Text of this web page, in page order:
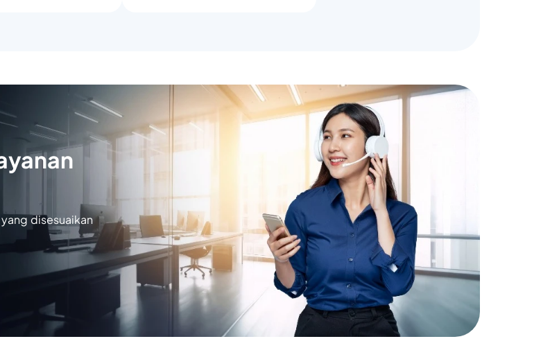
disesuaikan